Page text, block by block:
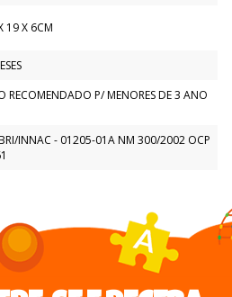
19 X 6CM
RECOMENDADO P/ MENORES DE 3 ANO
INNAC - 01205-01A NM 300/2002 OCP